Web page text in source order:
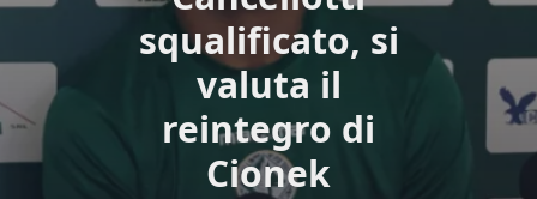
squalificato, si
valuta il
reintegro di
Cionek